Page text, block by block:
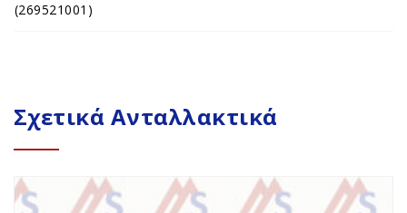
(269521001)
Σχετικά Ανταλλακτικά